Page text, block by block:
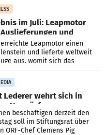
im Juli: Leapmotor
und
die 100.000er-Marke
erreichte Leapmotor einen
und lieferte weltweit
aus, womit sich das
Juli 2025 mehr als
Lederer wehrt sich in
Vorwürfe
beschäftigen derzeit den
soll im Stiftungsrat über
ORF-Chef Clemens Pig